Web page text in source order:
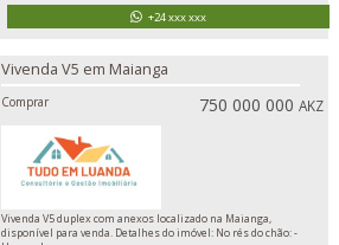
+24 xxx xxx
Vivenda V5 em Maianga
Comprar 750 000 000AKZ
Vivenda V5 duplex com anexos localizado na Maianga,
disponível para venda. Detalhes do imóvel: No rés do chão: -